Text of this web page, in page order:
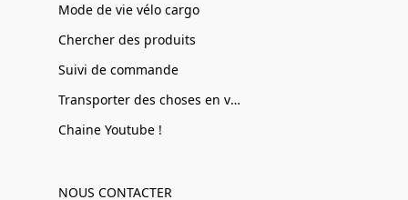
Mode de vie vélo cargo
Chercher des produits
Suivi de commande
Transporter des choses en vélo
Chaine Youtube !
NOUS CONTACTER